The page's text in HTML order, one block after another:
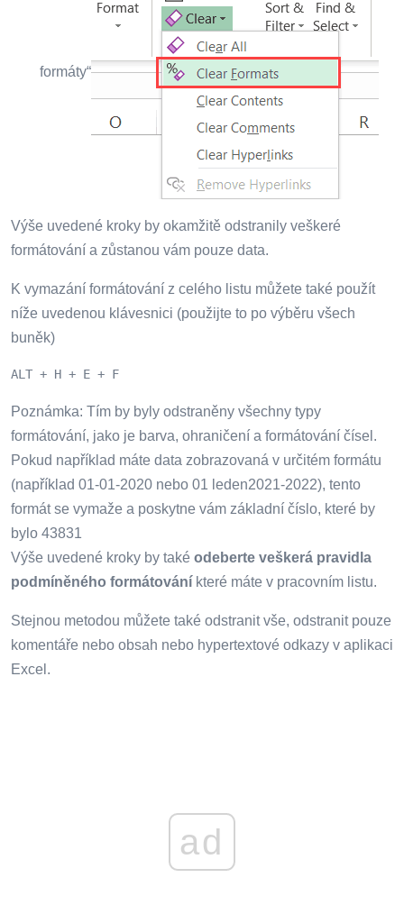
formáty“
Výše uvedené kroky by okamžitě odstranily veškeré
formátování a zůstanou vám pouze data.
K vymazání formátování z celého listu můžete také použít
níže uvedenou klávesnici (použijte to po výběru všech
buněk)
ALT + H + E + F
Poznámka: Tím by byly odstraněny všechny typy
formátování, jako je barva, ohraničení a formátování čísel.
Pokud například máte data zobrazovaná v určitém formátu
(například 01-01-2020 nebo 01 leden2021-2022), tento
formát se vymaže a poskytne vám základní číslo, které by
bylo 43831
Výše uvedené kroky by také odeberte veškerá pravidla
podmíněného formátování které máte v pracovním listu.
Stejnou metodou můžete také odstranit vše, odstranit pouze
komentáře nebo obsah nebo hypertextové odkazy v aplikaci
Excel.
ad